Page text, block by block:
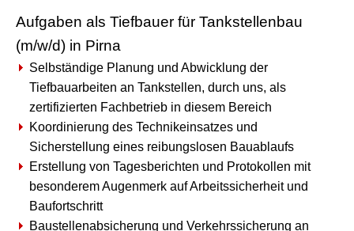
Aufgaben als Tiefbauer für Tankstellenbau
(m/w/d) in Pirna
Selbständige Planung und Abwicklung der
Tiefbauarbeiten an Tankstellen, durch uns, als
zertifizierten Fachbetrieb in diesem Bereich
Koordinierung des Technikeinsatzes und
Sicherstellung eines reibungslosen Bauablaufs
Erstellung von Tagesberichten und Protokollen mit
besonderem Augenmerk auf Arbeitssicherheit und
Baufortschritt
Baustellenabsicherung und Verkehrssicherung an